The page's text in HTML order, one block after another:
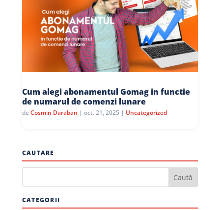
Cum alegi abonamentul Gomag in functie
de numarul de comenzi lunare
deCosmin Daraban | oct. 21, 2025 | Uncategorized
CAUTARE
CATEGORII